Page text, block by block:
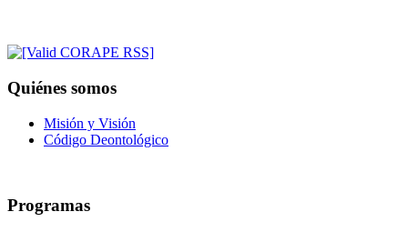
Quiénes somos
Misión y Visión
Código Deontológico
Programas